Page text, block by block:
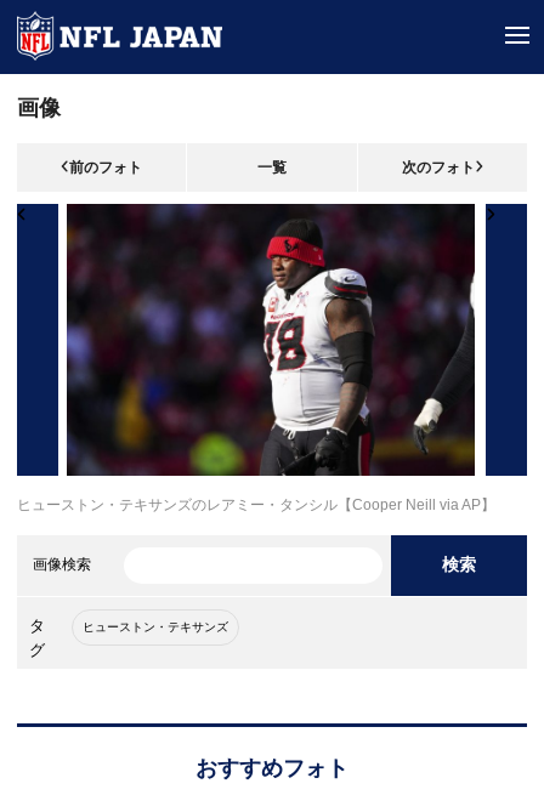
画像
前のフォト 一覧 次のフォト
ヒューストン・テキサンズのレアミー・タンシル【Cooper Neill via AP】
画像検索 検索
タ
グ
ヒューストン・テキサンズ
おすすめフォト